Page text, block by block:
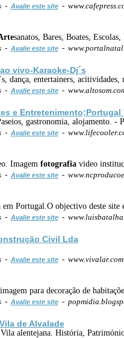
- Avalie este site-
sanatos, Bares, Boates,
- Avalie este site-
vivo-Karaoke-Dj´s
dança, entertainers,
- Avalie este site-
s e Entretenimento;Portugal
gastronomia, alojamento. -
- Avalie este site-
Imagem fotografiavideo
- Avalie este site-
Portugal.O objectivo deste site
- Avalie este site-
Civil Lda
- Avalie este site-
para decoração de
- Avalie este site-
de Alvalade
alentejana. História,